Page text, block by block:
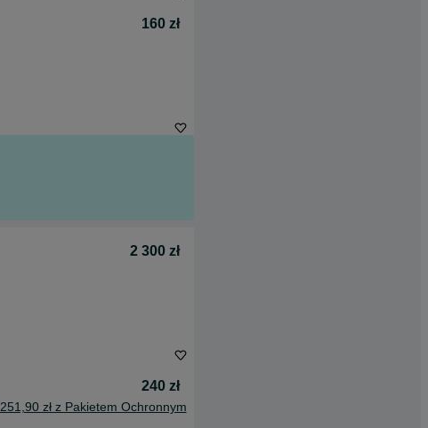
160 zł
2 300 zł
240 zł
251,90 zł z Pakietem Ochronnym